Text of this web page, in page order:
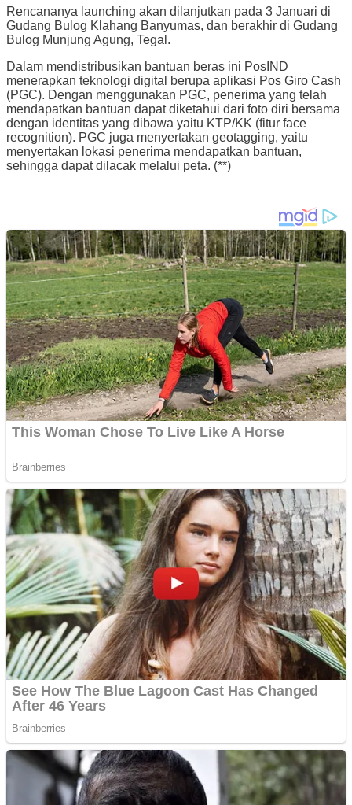
Rencananya launching akan dilanjutkan pada 3 Januari di
Gudang Bulog Klahang Banyumas, dan berakhir di Gudang
Bulog Munjung Agung, Tegal.
Dalam mendistribusikan bantuan beras ini PosIND
menerapkan teknologi digital berupa aplikasi Pos Giro Cash
(PGC). Dengan menggunakan PGC, penerima yang telah
mendapatkan bantuan dapat diketahui dari foto diri bersama
dengan identitas yang dibawa yaitu KTP/KK (fitur face
recognition). PGC juga menyertakan geotagging, yaitu
menyertakan lokasi penerima mendapatkan bantuan,
sehingga dapat dilacak melalui peta. (**)